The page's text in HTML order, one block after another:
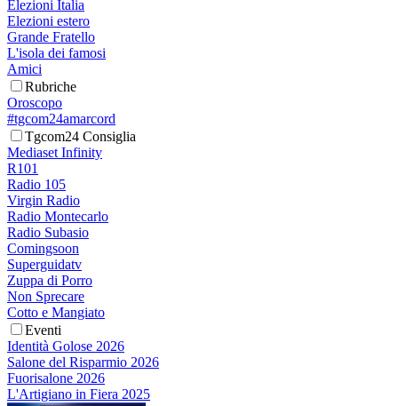
Elezioni Italia
Elezioni estero
Grande Fratello
L'isola dei famosi
Amici
Rubriche
Oroscopo
#tgcom24amarcord
Tgcom24 Consiglia
Mediaset Infinity
R101
Radio 105
Virgin Radio
Radio Montecarlo
Radio Subasio
Comingsoon
Superguidatv
Zuppa di Porro
Non Sprecare
Cotto e Mangiato
Eventi
Identità Golose 2026
Salone del Risparmio 2026
Fuorisalone 2026
L'Artigiano in Fiera 2025